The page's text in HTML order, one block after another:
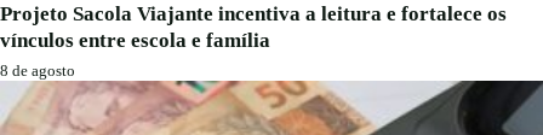
Projeto Sacola Viajante incentiva a leitura e fortalece os
vínculos entre escola e família
8 de agosto